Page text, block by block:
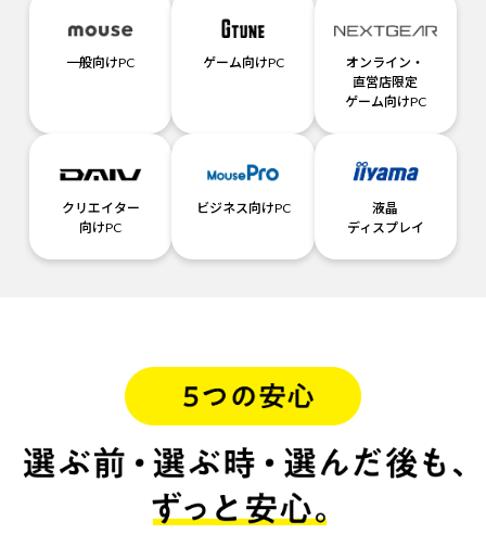
一般向けPC ゲーム向けPC
オンライン・
直営店限定
ゲーム向けPC
クリエイター
向けPC
ビジネス向けPC
液晶
ディスプレイ